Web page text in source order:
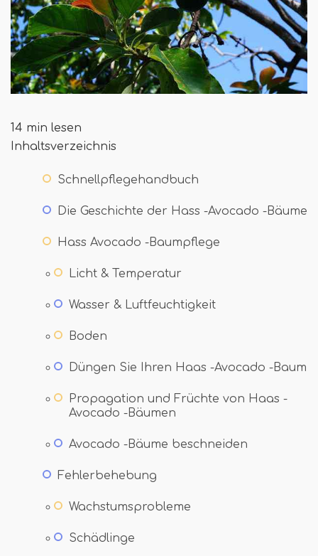
14 min lesen
Inhaltsverzeichnis
Schnellpflegehandbuch
Die Geschichte der Hass -Avocado -Bäume
Hass Avocado -Baumpflege
Licht & Temperatur
Wasser & Luftfeuchtigkeit
Boden
Düngen Sie Ihren Haas -Avocado -Baum
Propagation und Früchte von Haas -
Avocado -Bäumen
Avocado -Bäume beschneiden
Fehlerbehebung
Wachstumsprobleme
Schädlinge